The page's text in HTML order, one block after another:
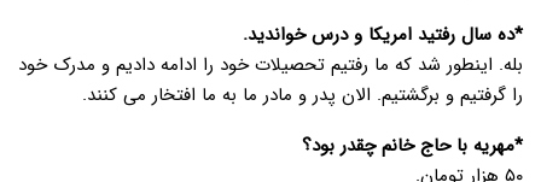
*ده سال رفتید امریکا و درس خواندید.
بله. اینطور شد که ما رفتیم تحصیلات خود را ادامه دادیم و مدرک خود
را گرفتیم و برگشتیم. الان پدر و مادر ما به ما افتخار می کنند.
*مهریه با حاج خانم چقدر بود؟
۵۰ هزار تومان.